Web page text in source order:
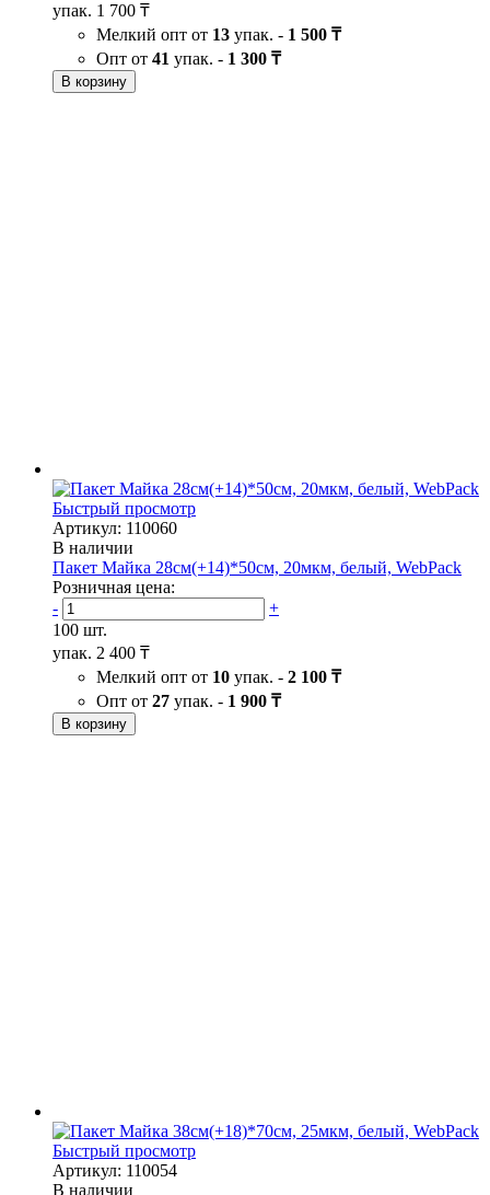
упак. 1 700 ₸
Мелкий опт от 13 упак. - 1 500 ₸
Опт от 41 упак. - 1 300 ₸
В корзину
Быстрый просмотр
Артикул: 110060
В наличии
Пакет Майка 28см(+14)*50см, 20мкм, белый, WebРack
Розничная цена:
-
+
100 шт.
упак. 2 400 ₸
Мелкий опт от 10 упак. - 2 100 ₸
Опт от 27 упак. - 1 900 ₸
В корзину
Быстрый просмотр
Артикул: 110054
В наличии